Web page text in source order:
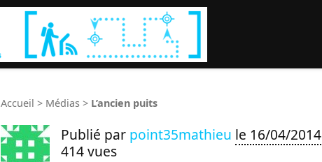
Accueil > Médias > L’ancien puits
Publié par point35mathieu le 16/04/2014
414 vues